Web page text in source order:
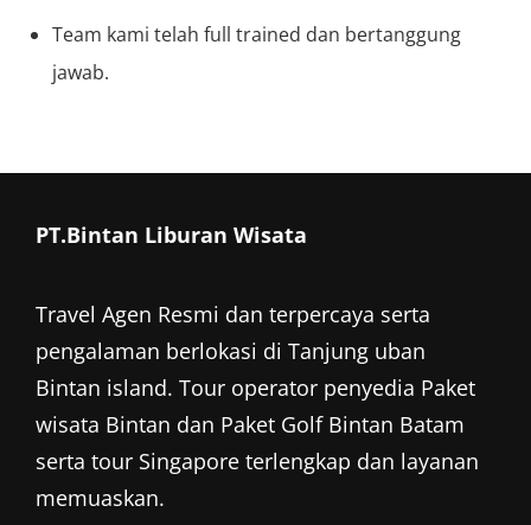
Team kami telah full trained dan bertanggung
jawab.
PT.Bintan Liburan Wisata
Travel Agen Resmi dan terpercaya serta
pengalaman berlokasi di Tanjung uban
Bintan island. Tour operator penyedia Paket
wisata Bintan dan Paket Golf Bintan Batam
serta tour Singapore terlengkap dan layanan
memuaskan.